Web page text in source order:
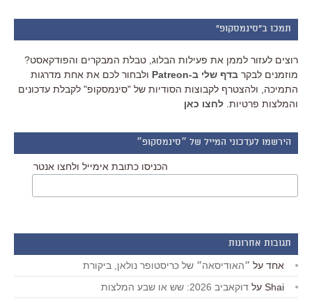
תמכו ב"סינמסקופ"
רוצים לעזור לממן את פעילות הבלוג, טבלת המבקרים והפודקאסט?
מוזמנים לבקר בדף שלי ב-Patreon
ולבחור לכם את אחת מדרגות
התמיכה, ולהצטרף לקבוצות הסודיות של "סינמסקופ" לקבלת עדכונים
והמלצות פרטיות. לחצו כאן
הירשמו לעדכוני המייל של ״סינמסקופ״
הכניסו כתובת אימייל ולחצו אנטר
תגובות אחרונות
אחד על ״האודיסאה״ של כריסטופר נולאן, ביקורת
Shai על דוקאביב 2026: שש או שבע המלצות